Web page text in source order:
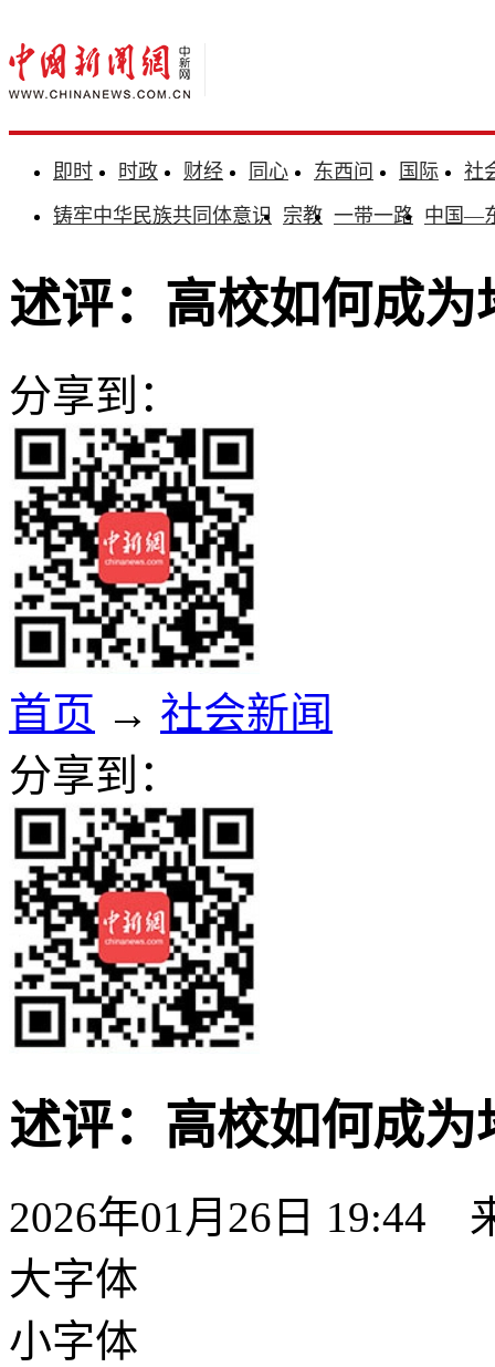
即时 时政 财经 同心 东西问 国际
社
铸牢中华民族共同体意识 宗教 一带一路 中国—
述评：高校如何成
分享到：
首页 → 社会新闻
分享到：
述评：高校如何成
2026年01月26日 19:44
大字体
小字体